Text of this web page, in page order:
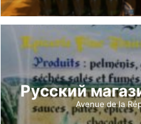
Русский
Avenue de la